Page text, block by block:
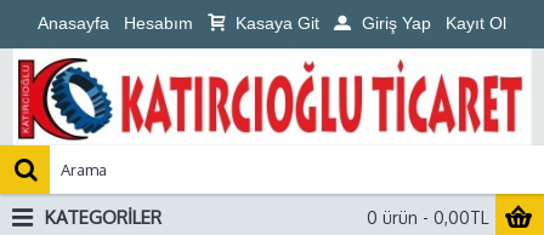
Anasayfa Hesabım Kasaya Git Giriş Yap Kayıt Ol
0 ürün - 0,00TL
KATEGORILER